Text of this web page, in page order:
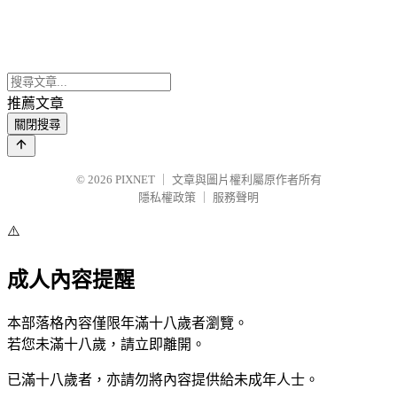
推薦文章
關閉搜尋
© 2026 PIXNET
文章與圖片權利屬原作者所有
隱私權政策
服務聲明
⚠️
成人內容提醒
本部落格內容僅限年滿十八歲者瀏覽。
若您未滿十八歲，請立即離開。
已滿十八歲者，亦請勿將內容提供給未成年人士。